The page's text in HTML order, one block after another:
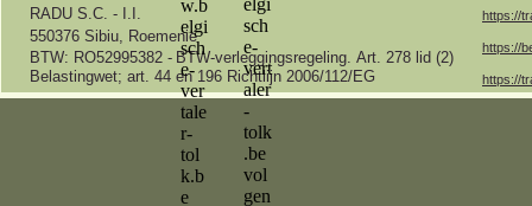
https://
https://
https://
RADU S.C. - I.I.
550376 Sibiu, Roemenië
BTW: RO52995382 - BTW-verleggingsregeling. Art. 278 lid (2)
Belastingwet; art. 44 en 196 Richtlijn 2006/112/EG